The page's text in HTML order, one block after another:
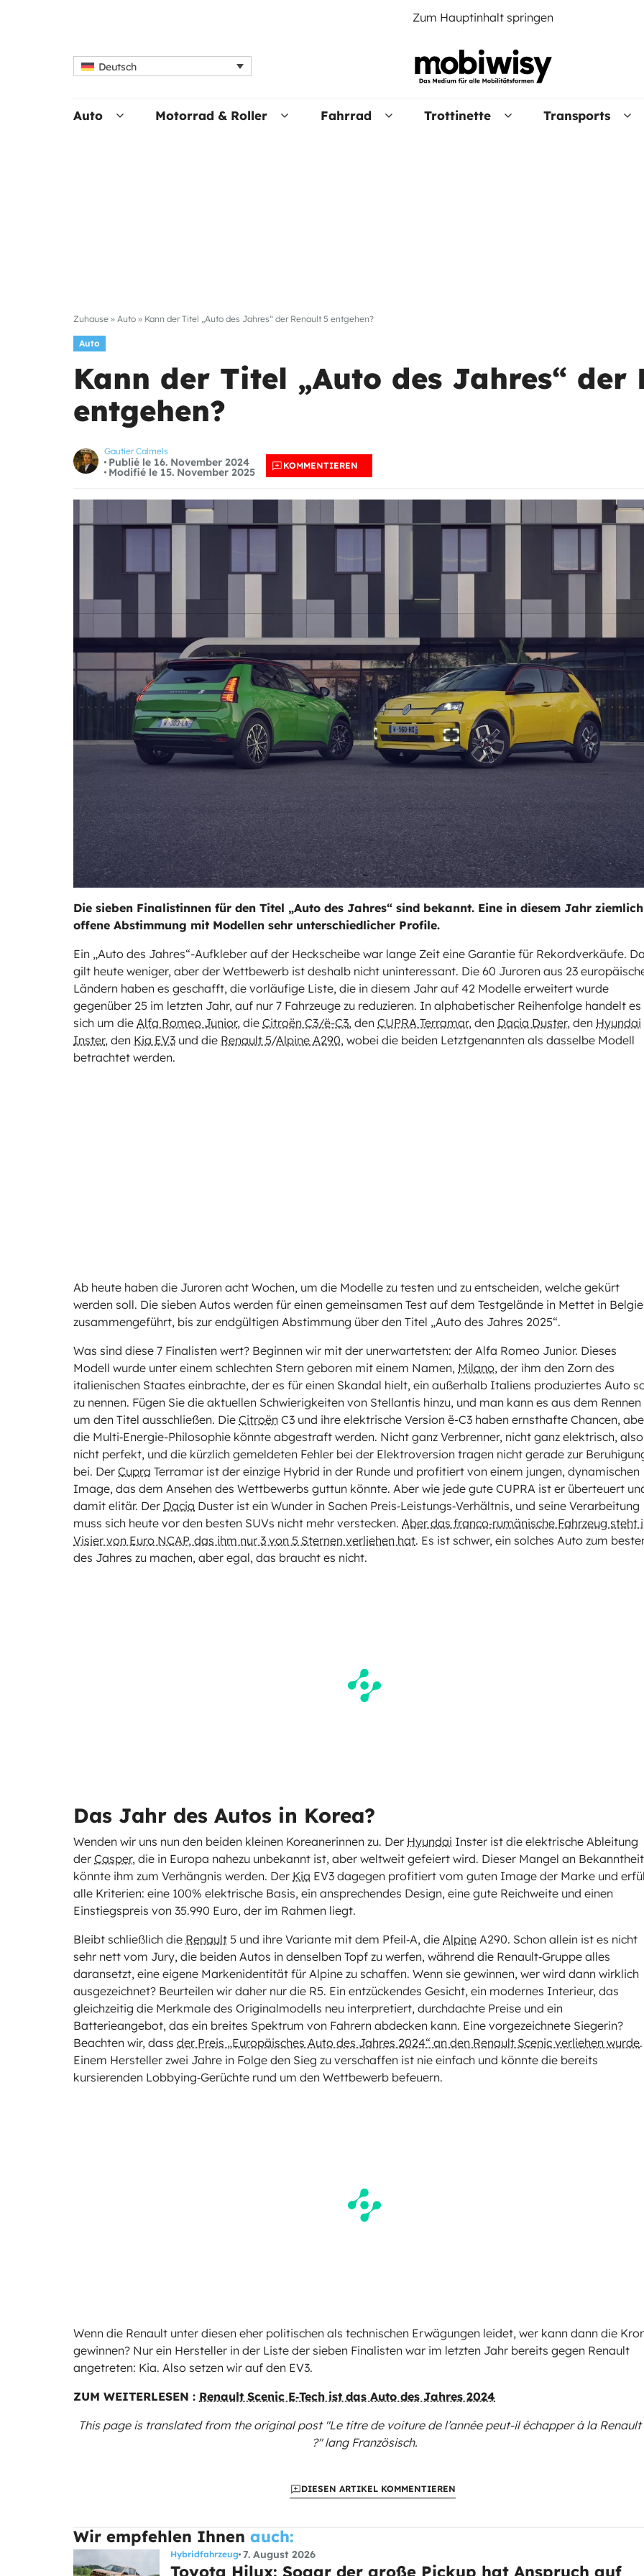
Zum Hauptinhalt springen
Deutsch
Auto Motorrad & Roller Fahrrad Trottinette Transports
Zuhause » Auto » Kann der Titel „Auto des Jahres“ der Renault 5 entgehen?
Auto
Kann der Titel „Auto des Jahres“ der
entgehen?
Gautier Calmels
Publié le 16. November 2024
Modifié le 15. November 2025
KOMMENTIEREN
Die sieben Finalistinnen für den Titel „Auto des Jahres“ sind bekannt. Eine in diesem Jahr ziemlich
offene Abstimmung mit Modellen sehr unterschiedlicher Profile.
Ein „Auto des Jahres“-Aufkleber auf der Heckscheibe war lange Zeit eine Garantie für Rekordverkäufe.
gilt heute weniger, aber der Wettbewerb ist deshalb nicht uninteressant. Die 60 Juroren aus 23
Ländern haben es geschafft, die vorläufige Liste, die in diesem Jahr auf 42 Modelle erweitert wurde
gegenüber 25 im letzten Jahr, auf nur 7 Fahrzeuge zu reduzieren. In alphabetischer Reihenfolge handelt es
sich um die Alfa Romeo Junior, die Citroën C3/ë-C3, den CUPRA Terramar, den Dacia Duster, den Hyundai
Inster, den Kia EV3 und die Renault 5/Alpine A290, wobei die beiden Letztgenannten als dasselbe Modell
betrachtet werden.
Ab heute haben die Juroren acht Wochen, um die Modelle zu testen und zu entscheiden, welche gekürt
werden soll. Die sieben Autos werden für einen gemeinsamen Test auf dem Testgelände in Mettet in
zusammengeführt, bis zur endgültigen Abstimmung über den Titel „Auto des Jahres 2025“.
Was sind diese 7 Finalisten wert? Beginnen wir mit der unerwartetsten: der Alfa Romeo Junior. Dieses
Modell wurde unter einem schlechten Stern geboren mit einem Namen, Milano, der ihm den Zorn des
italienischen Staates einbrachte, der es für einen Skandal hielt, ein außerhalb Italiens produziertes Auto
zu nennen. Fügen Sie die aktuellen Schwierigkeiten von Stellantis hinzu, und man kann es aus dem Rennen
um den Titel ausschließen. Die Citroën C3 und ihre elektrische Version ë-C3 haben ernsthafte Chancen,
die Multi‑Energie-Philosophie könnte abgestraft werden. Nicht ganz Verbrenner, nicht ganz elektrisch, also
nicht perfekt, und die kürzlich gemeldeten Fehler bei der Elektroversion tragen nicht gerade zur
bei. Der Cupra Terramar ist der einzige Hybrid in der Runde und profitiert von einem jungen, dynamischen
Image, das dem Ansehen des Wettbewerbs guttun könnte. Aber wie jede gute CUPRA ist er überteuert
damit elitär. Der Dacia Duster ist ein Wunder in Sachen Preis‑Leistungs‑Verhältnis, und seine Verarbeitung
muss sich heute vor den besten SUVs nicht mehr verstecken. Aber das franco‑rumänische Fahrzeug steht
Visier von Euro NCAP, das ihm nur 3 von 5 Sternen verliehen hat. Es ist schwer, ein solches Auto zum
des Jahres zu machen, aber egal, das braucht es nicht.
Das Jahr des Autos in Korea?
Wenden wir uns nun den beiden kleinen Koreanerinnen zu. Der Hyundai Inster ist die elektrische Ableitung
der Casper, die in Europa nahezu unbekannt ist, aber weltweit gefeiert wird. Dieser Mangel an Bekanntheit
könnte ihm zum Verhängnis werden. Der Kia EV3 dagegen profitiert vom guten Image der Marke und
alle Kriterien: eine 100% elektrische Basis, ein ansprechendes Design, eine gute Reichweite und einen
Einstiegspreis von 35.990 Euro, der im Rahmen liegt.
Bleibt schließlich die Renault 5 und ihre Variante mit dem Pfeil‑A, die Alpine A290. Schon allein ist es nicht
sehr nett vom Jury, die beiden Autos in denselben Topf zu werfen, während die Renault‑Gruppe alles
daransetzt, eine eigene Markenidentität für Alpine zu schaffen. Wenn sie gewinnen, wer wird dann wirklich
ausgezeichnet? Beurteilen wir daher nur die R5. Ein entzückendes Gesicht, ein modernes Interieur, das
gleichzeitig die Merkmale des Originalmodells neu interpretiert, durchdachte Preise und ein
Batterieangebot, das ein breites Spektrum von Fahrern abdecken kann. Eine vorgezeichnete Siegerin?
Beachten wir, dass der Preis „Europäisches Auto des Jahres 2024“ an den Renault Scenic verliehen wurde.
Einem Hersteller zwei Jahre in Folge den Sieg zu verschaffen ist nie einfach und könnte die bereits
kursierenden Lobbying‑Gerüchte rund um den Wettbewerb befeuern.
Wenn die Renault unter diesen eher politischen als technischen Erwägungen leidet, wer kann dann die
gewinnen? Nur ein Hersteller in der Liste der sieben Finalisten war im letzten Jahr bereits gegen Renault
angetreten: Kia. Also setzen wir auf den EV3.
ZUM WEITERLESEN : Renault Scenic E‑Tech ist das Auto des Jahres 2024
This page is translated from the originalpost "Le titre de voiture de l’année peut-il échapper à la Renault
?"lang Französisch.
DIESEN ARTIKEL KOMMENTIEREN
Wir empfehlen Ihnen auch:
Hybridfahrzeug 7. August 2026
Toyota Hilux: Sogar der große Pickup hat Anspruch auf